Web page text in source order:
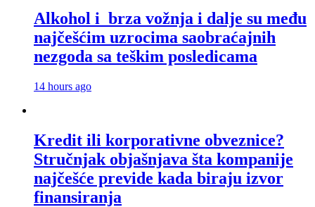
Alkohol i brza vožnja i dalje su među
najčešćim uzrocima saobraćajnih
nezgoda sa teškim posledicama
14 hours ago
Kredit ili korporativne obveznice?
Stručnjak objašnjava šta kompanije
najčešće previde kada biraju izvor
finansiranja